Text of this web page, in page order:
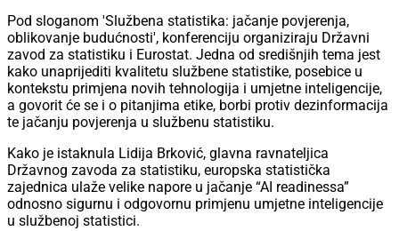
Pod sloganom 'Službena statistika: jačanje povjerenja,
oblikovanje budućnosti', konferenciju organiziraju Državni
zavod za statistiku i Eurostat. Jedna od središnjih tema jest
kako unaprijediti kvalitetu službene statistike, posebice u
kontekstu primjena novih tehnologija i umjetne inteligencije,
a govorit će se i o pitanjima etike, borbi protiv dezinformacija
te jačanju povjerenja u službenu statistiku.
Kako je istaknula Lidija Brković, glavna ravnateljica
Državnog zavoda za statistiku, europska statistička
zajednica ulaže velike napore u jačanje “AI readinessa”
odnosno sigurnu i odgovornu primjenu umjetne inteligencije
u službenoj statistici.